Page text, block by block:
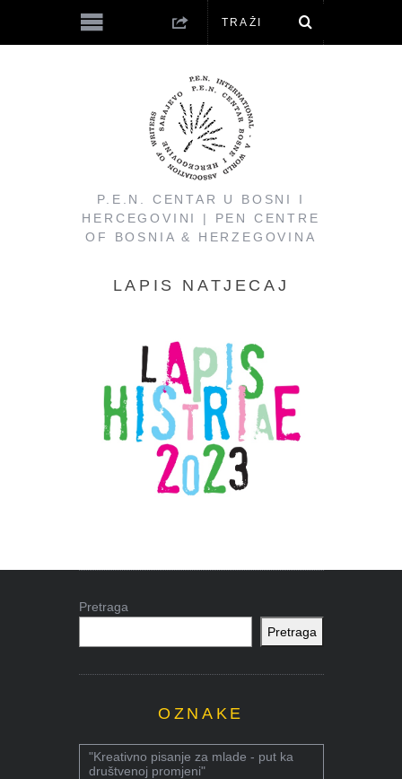
P.E.N. CENTAR U BOSNI I
HERCEGOVINI | PEN CENTRE
OF BOSNIA & HERZEGOVINA
LAPIS NATJECAJ
Pretraga
Pretraga
OZNAKE
"Kreativno pisanje za mlade - put ka
društvenoj promjeni"